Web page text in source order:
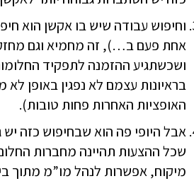
וחיפוש עבודה שיש בו אקשן הוא
אחת פעם ב…), זה מחמיא וגם מחזק
ושכשתגיע ההזמנה לתפקיד
בראיונות עצמם לא נפגין באופן
האופציות האחרות פחות טובות).
אבל היופי פה הוא שבחיפוש כזה
שכל ההצעות תהיינה מחברות
מיקוח, אפשרות לנהל מו”מ מתוך